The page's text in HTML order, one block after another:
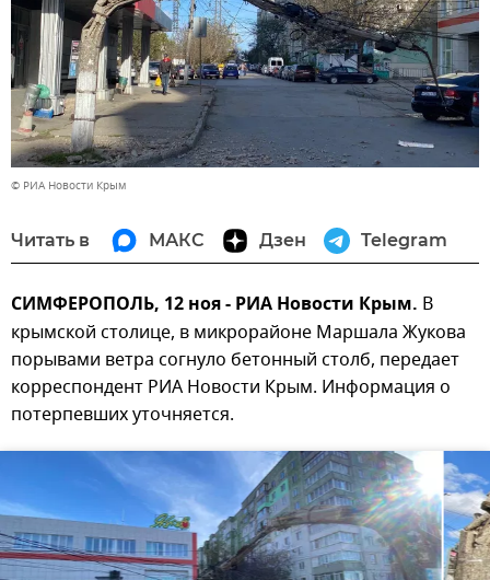
© РИА Новости Крым
Читать в МАКС Дзен Telegram
СИМФЕРОПОЛЬ, 12 ноя - РИА Новости Крым. В
крымской столице, в микрорайоне Маршала Жукова
порывами ветра согнуло бетонный столб, передает
корреспондент РИА Новости Крым. Информация о
потерпевших уточняется.